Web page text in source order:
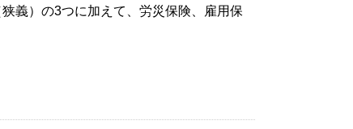
義）の3つに加えて、労災保険、雇用保